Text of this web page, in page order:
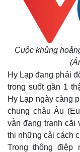
Cuộc khủng
Hy Lạp đang phải
trong suốt gần 1
Hy Lạp ngày càng
chung châu Âu
vẫn đang tranh cãi
thi những cải cách
Trong thông điệp